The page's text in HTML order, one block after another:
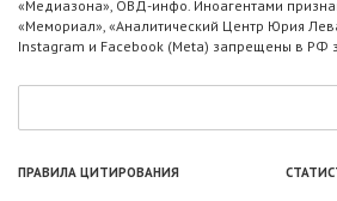
«Медиазона», ОВД-инфо. Иноагентами
«Мемориал», «Аналитический Центр Юрия
Instagram и Facebook (Metа) запрещены в РФ
ПРАВИЛА ЦИТИРОВАНИЯ